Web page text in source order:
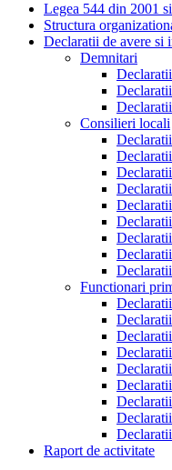
Legea 544 din 2001
Structura
Declaratii de avere si
Demnitari
Consilieri locali
Functionari
Raport de activitate